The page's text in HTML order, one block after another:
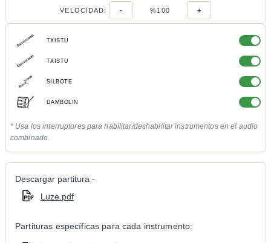
VELOCIDAD: - %100 +
TXISTU
TXISTU
SILBOTE
DAMBOLIN
* Usa los interruptores para habilitar/deshabilitar instrumentos en el audio
combinado.
Descargar partitura -
Luze.pdf
Partituras específicas para cada instrumento: